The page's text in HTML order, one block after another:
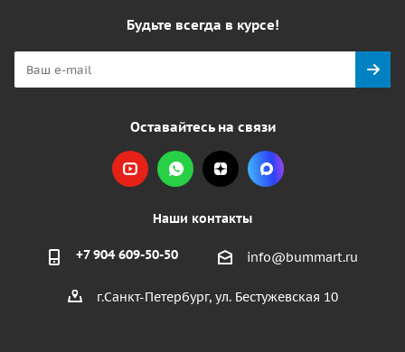
Будьте всегда в курсе!
Оставайтесь на связи
Наши контакты
+7 904 609-50-50 info@bummart.ru
г.Санкт-Петербург, ул. Бестужевская 10